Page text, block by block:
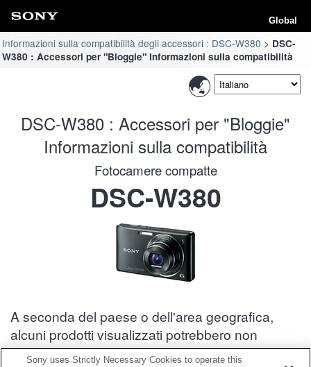
Global
Informazioni sulla compatibilità degli accessori : DSC-W380
DSC-
W380 : Accessori per "Bloggie" Informazioni sulla compatibilità
DSC-W380 : Accessori per "Bloggie"
Informazioni sulla compatibilità
Fotocamere compatte
DSC-W380
A seconda del paese o dell'area geografica,
alcuni prodotti visualizzati potrebbero non
essere disponibili.
Sony uses Strictly Necessary Cookies to operate this